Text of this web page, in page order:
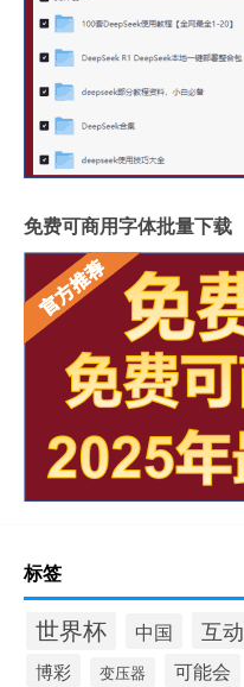
免费可商用字体批量下载
标签
世界杯 中国 互动
博彩 变压器 可能会